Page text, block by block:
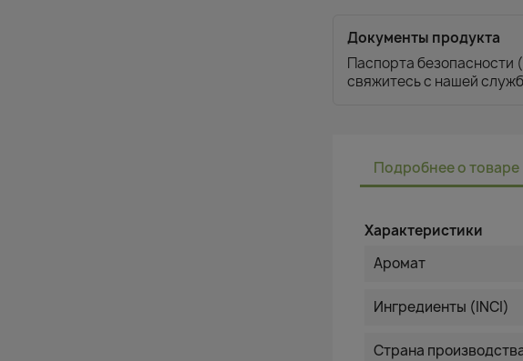
Документы продукта
Паспорта безопасности
свяжитесь с нашей
Подробнее о товаре
Характеристики
Аромат
Ингредиенты (INCI)
Страна